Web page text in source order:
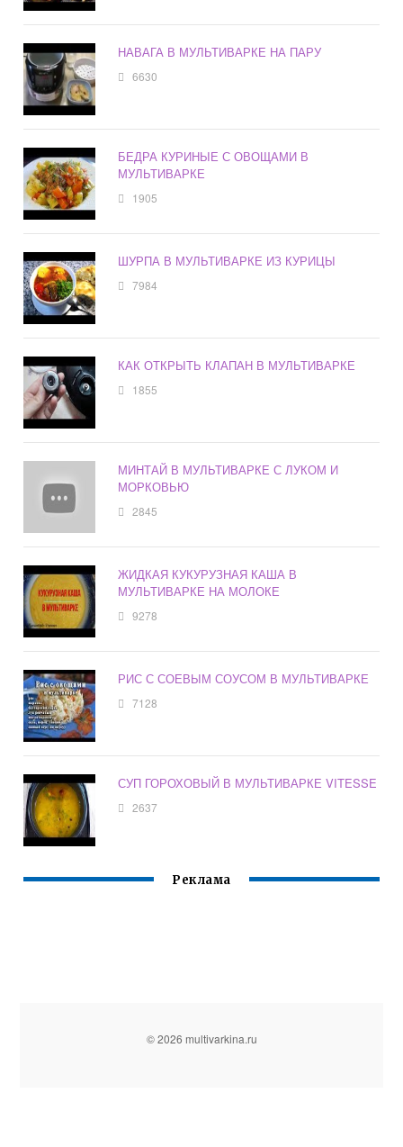
НАВАГА В МУЛЬТИВАРКЕ НА ПАРУ
6630
БЕДРА КУРИНЫЕ С ОВОЩАМИ В
МУЛЬТИВАРКЕ
1905
ШУРПА В МУЛЬТИВАРКЕ ИЗ КУРИЦЫ
7984
КАК ОТКРЫТЬ КЛАПАН В МУЛЬТИВАРКЕ
1855
МИНТАЙ В МУЛЬТИВАРКЕ С ЛУКОМ И
МОРКОВЬЮ
2845
ЖИДКАЯ КУКУРУЗНАЯ КАША В
МУЛЬТИВАРКЕ НА МОЛОКЕ
9278
РИС С СОЕВЫМ СОУСОМ В МУЛЬТИВАРКЕ
7128
СУП ГОРОХОВЫЙ В МУЛЬТИВАРКЕ VITESSE
2637
Реклама
© 2026 multivarkina.ru